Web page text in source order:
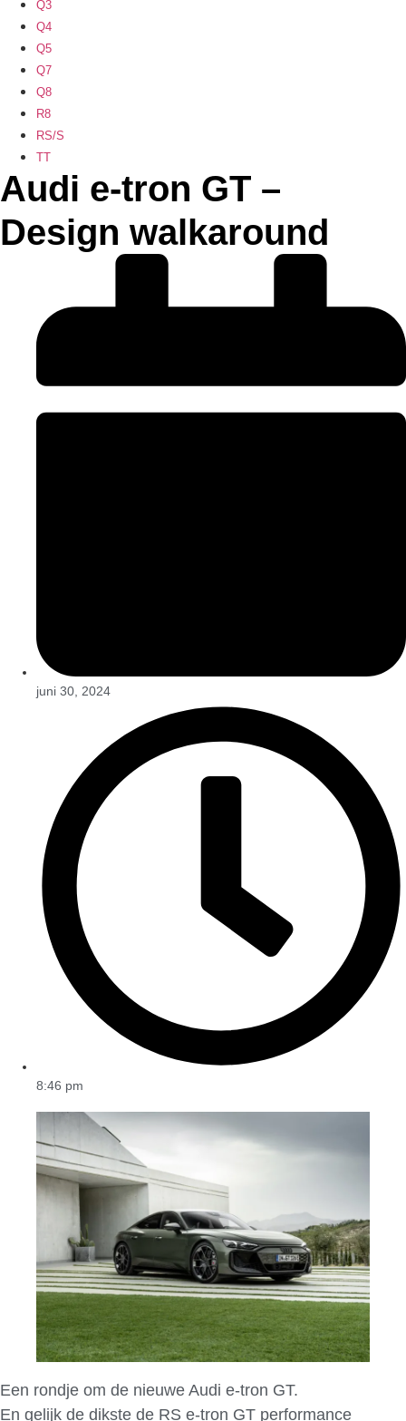
Q3
Q4
Q5
Q7
Q8
R8
RS/S
TT
Audi e-tron GT –
Design walkaround
juni 30, 2024
8:46 pm
Een rondje om de nieuwe Audi e-tron GT.
En gelijk de dikste de RS e-tron GT performance